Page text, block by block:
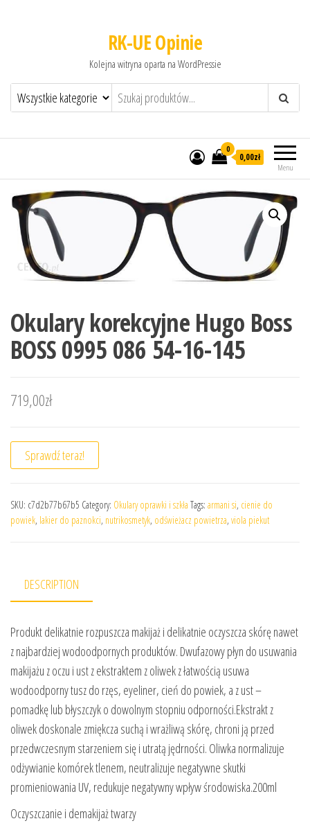
RK-UE Opinie
Kolejna witryna oparta na WordPressie
Menu
0
0,00zł
Okulary korekcyjne Hugo Boss
BOSS 0995 086 54-16-145
719,00zł
Sprawdź teraz!
SKU: c7d2b77b67b5 Category: Okulary oprawki i szkła Tags: armani si, cienie do
powiek, lakier do paznokci, nutrikosmetyk, odświeżacz powietrza, viola piekut
DESCRIPTION
Produkt delikatnie rozpuszcza makijaż i delikatnie oczyszcza skórę nawet
z najbardziej wodoodpornych produktów. Dwufazowy płyn do usuwania
makijażu z oczu i ust z ekstraktem z oliwek z łatwością usuwa
wodoodporny tusz do rzęs, eyeliner, cień do powiek, a z ust –
pomadkę lub błyszczyk o dowolnym stopniu odporności.Ekstrakt z
oliwek doskonale zmiękcza suchą i wrażliwą skórę, chroni ją przed
przedwczesnym starzeniem się i utratą jędrności. Oliwka normalizuje
odżywianie komórek tlenem, neutralizuje negatywne skutki
promieniowania UV, redukuje negatywny wpływ środowiska.200ml
Oczyszczanie i demakijaż twarzy